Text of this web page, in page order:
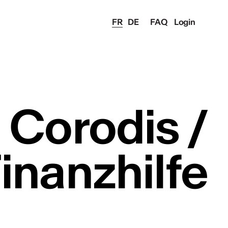
FAQ Login
FR DE
Corodis /